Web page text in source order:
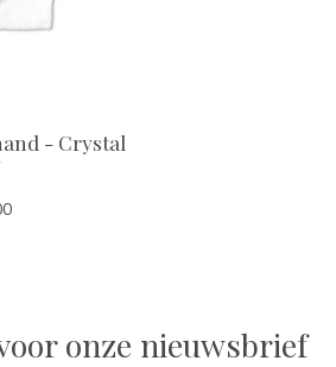
- Crystal
onze nieuwsbrief